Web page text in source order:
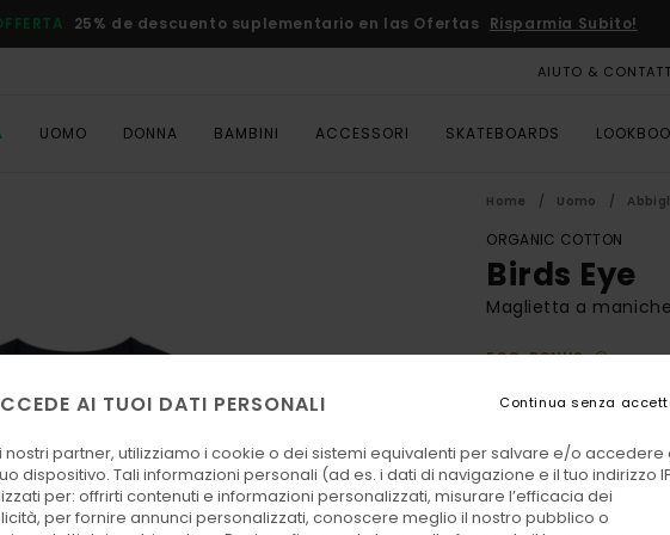
25% de descuento suplementario en las Ofertas Risparmia Subito!
AIUTO &
UOMO DONNA BAMBINI ACCESSORI SKATEBOARDS
Home Uomo
ORGANIC COTTON
Birds Eye
Maglietta a
ECO-BONUS
13,12 €
OFFERTE
DOPPIA OFFERTA 25%
AI TUOI DATI PERSONALI
partner, utilizziamo i cookie o dei sistemi equivalenti per salvare e/o accedere
dispositivo. Tali informazioni personali (ad es. i dati di navigazione e il tuo indirizzo
per: offrirti contenuti e informazioni personalizzati, misurare l’efficacia dei
per fornire annunci personalizzati, conoscere meglio il nostro pubblico o
Continua senza